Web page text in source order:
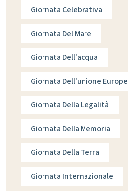
Giornata Celebrativa
Giornata Del Mare
Giornata Dell'acqua
Giornata Dell'unione
Giornata Della Legalità
Giornata Della Memoria
Giornata Della Terra
Giornata Internazionale